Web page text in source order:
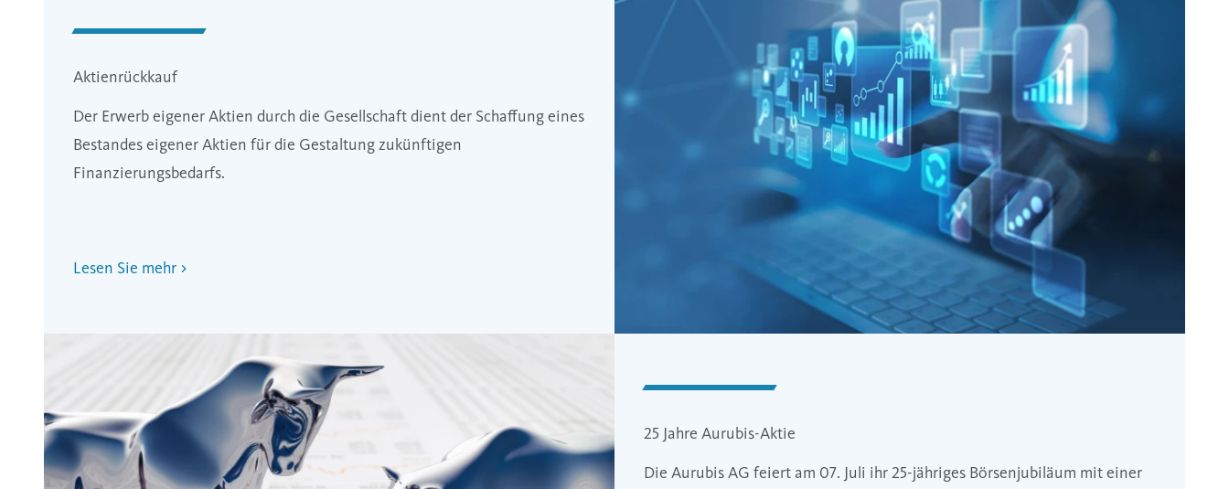
Aktienrückkauf
Der Erwerb eigener Aktien durch die Gesellschaft dient der Schaffung eines
Bestandes eigener Aktien für die Gestaltung zukünftigen
Finanzierungsbedarfs.
Lesen Sie mehr
25 Jahre Aurubis-Aktie
Die Aurubis AG feiert am 07. Juli ihr 25-jähriges Börsenjubiläum mit einer